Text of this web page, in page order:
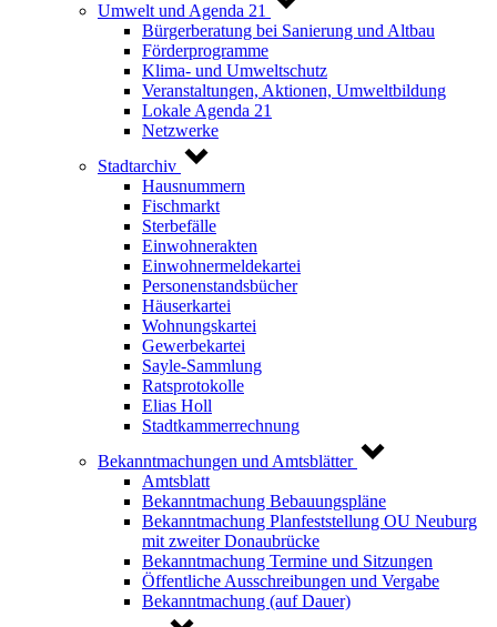
Umwelt und Agenda 21
Bürgerberatung bei Sanierung und Altbau
Förderprogramme
Klima- und Umweltschutz
Veranstaltungen, Aktionen, Umweltbildung
Lokale Agenda 21
Netzwerke
Stadtarchiv
Hausnummern
Fischmarkt
Sterbefälle
Einwohnerakten
Einwohnermeldekartei
Personenstandsbücher
Häuserkartei
Wohnungskartei
Gewerbekartei
Sayle-Sammlung
Ratsprotokolle
Elias Holl
Stadtkammerrechnung
Bekanntmachungen und Amtsblätter
Amtsblatt
Bekanntmachung Bebauungspläne
Bekanntmachung Planfeststellung OU Neuburg
mit zweiter Donaubrücke
Bekanntmachung Termine und Sitzungen
Öffentliche Ausschreibungen und Vergabe
Bekanntmachung (auf Dauer)